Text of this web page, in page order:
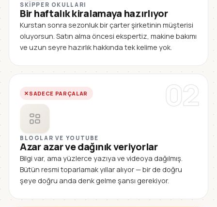
SKIPPER OKULLARI
Bir haftalık kiralamaya hazırlıyor
Kurstan sonra sezonluk bir çarter şirketinin müşterisi
oluyorsun. Satın alma öncesi ekspertiz, makine bakımı
ve uzun seyre hazırlık hakkında tek kelime yok.
02
SADECE PARÇALAR
BLOGLAR VE YOUTUBE
Azar azar ve dağınık veriyorlar
Bilgi var, ama yüzlerce yazıya ve videoya dağılmış.
Bütün resmi toparlamak yıllar alıyor — bir de doğru
şeye doğru anda denk gelme şansı gerekiyor.